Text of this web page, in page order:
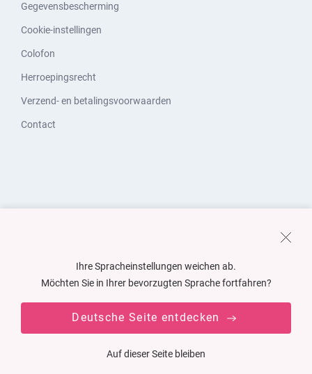
Gegevensbescherming
Cookie-instellingen
Colofon
Herroepingsrecht
Verzend- en betalingsvoorwaarden
Contact
Ihre Spracheinstellungen weichen ab.
Möchten Sie in Ihrer bevorzugten Sprache fortfahren?
Deutsche Seite entdecken
Auf dieser Seite bleiben